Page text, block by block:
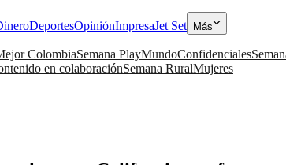
DeportesOpiniónImpresaJet Set Más
ColombiaSemana PlayMundoConfidenciales
en colaboraciónSemana RuralMujeres